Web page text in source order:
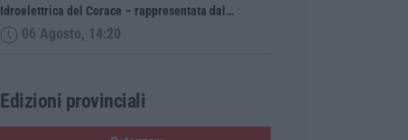
Idroelettrica del Corace – rappresentata dal…
06 Agosto, 14:20
Edizioni provinciali